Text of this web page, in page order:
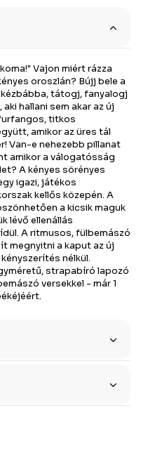
Vajon miért rázza
oroszlán? Bújj bele a
tátogj, fanyalogj
hallani sem akar az új
titkos
amikor az üres tál
Van-e nehezebb pillanat
amikor a válogatósság
A kényes sörényes
igazi, játékos
kellős közepén. A
a kicsik maguk
lévő ellenállás
A ritmusos, fülbemászó
megnyitni a kaput az új
nélkül.
strapabíró lapozó
versekkel - már 1